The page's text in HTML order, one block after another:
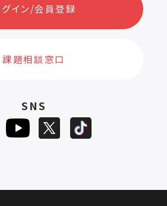
グイン/会員登録
課題相談窓口
SNS